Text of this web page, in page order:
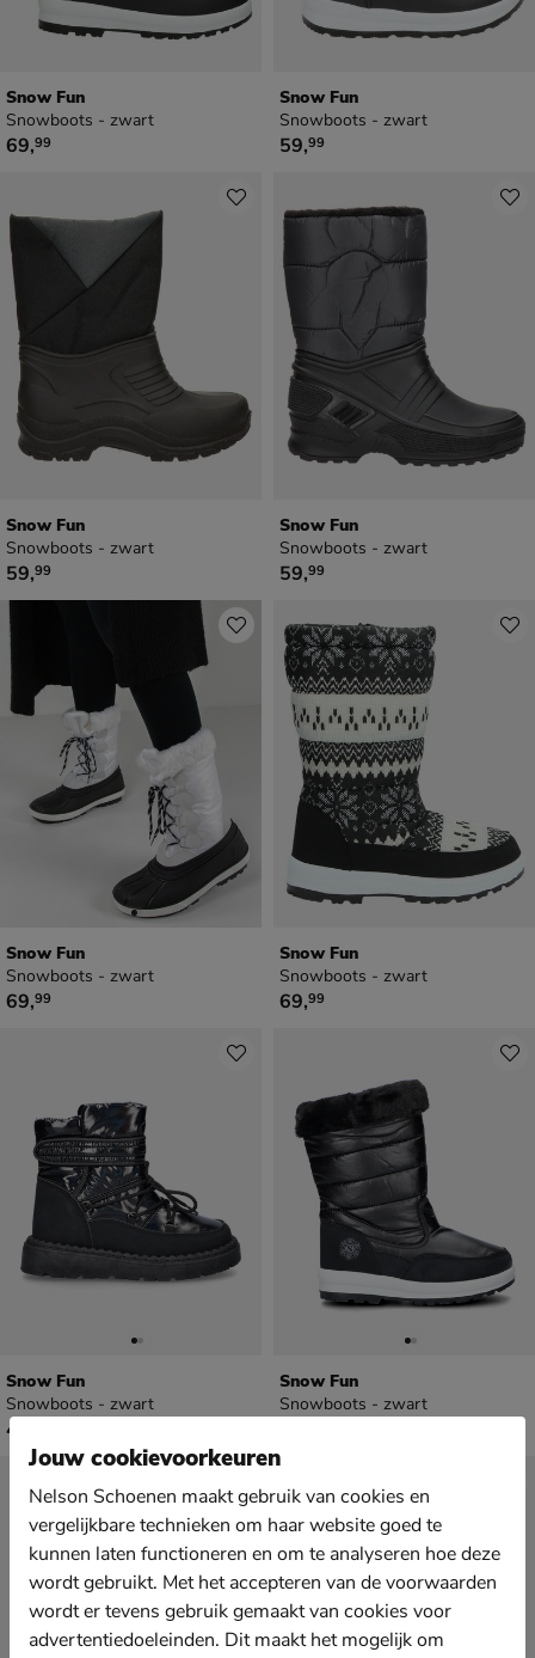
Snow Fun
Snowboots - zwart
€ 69,99
69,99
Snow Fun
Snowboots - zwart
€ 59,99
59,99
Snow Fun
Snowboots - zwart
€ 59,99
59,99
Snow Fun
Snowboots - zwart
€ 59,99
59,99
Snow Fun
Snowboots - zwart
€ 69,99
69,99
Snow Fun
Snowboots - zwart
€ 69,99
69,99
Snow Fun
Snowboots - zwart
€ 49,99
49
Snow Fun
Snowboots - zwart
Jouw cookievoorkeuren
Nelson Schoenen maakt gebruik van cookies en
vergelijkbare technieken om haar website goed te
kunnen laten functioneren en om te analyseren hoe deze
wordt gebruikt. Met het accepteren van de voorwaarden
wordt er tevens gebruik gemaakt van cookies voor
advertentiedoeleinden. Dit maakt het mogelijk om